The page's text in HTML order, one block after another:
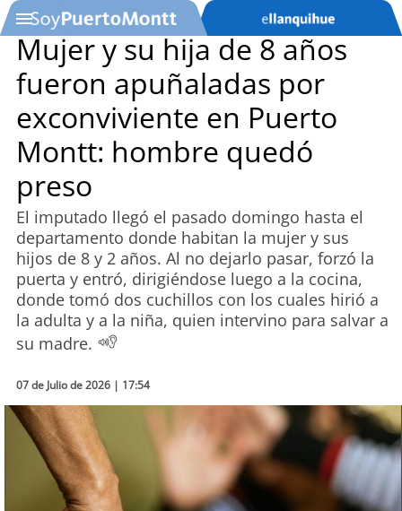
Podcast
Actualidad
Entretención
Economía
Deportes
Sostenibilidad
soychile
soyarica
Mujer y su hija de 8 años
fueron apuñaladas por
exconviviente en Puerto
Montt: hombre quedó
preso
El imputado llegó el pasado domingo hasta el
departamento donde habitan la mujer y sus
hijos de 8 y 2 años. Al no dejarlo pasar, forzó la
puerta y entró, dirigiéndose luego a la cocina,
donde tomó dos cuchillos con los cuales hirió a
la adulta y a la niña, quien intervino para salvar a
su madre.
07 de Julio de 2026 | 17:54